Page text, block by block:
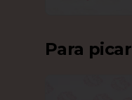
Para picar